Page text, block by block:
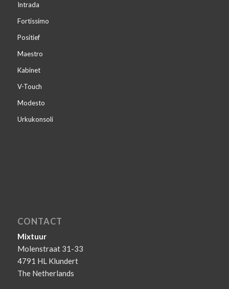
Intrada
Fortissimo
Positief
Maestro
Kabinet
V-Touch
Modesto
Urkukonsoli
CONTACT
Mixtuur
Molenstraat 31-33
4791 HL Klundert
The Netherlands